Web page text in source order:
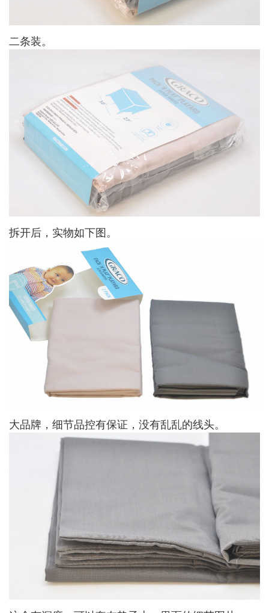
二条装。
拆开后，实物如下图。
大品牌，细节品控有保证，没有乱乱的线头。